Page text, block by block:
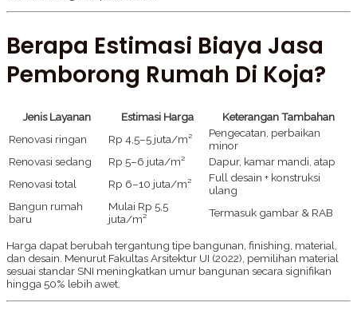
Berapa Estimasi Biaya Jasa
Pemborong Rumah Di Koja?
Jenis Layanan Estimasi Harga
Keterangan Tambahan
Renovasi ringan
Rp 4,5–5 juta/m²
Pengecatan, perbaikan
minor
Renovasi sedang
Rp 5–6 juta/m²
Dapur, kamar mandi, atap
Renovasi total
Rp 6–10 juta/m²
Full desain + konstruksi
ulang
Bangun rumah
baru
Mulai Rp 5,5
juta/m²
Termasuk gambar & RAB
Harga dapat berubah tergantung tipe bangunan, finishing, material,
dan desain. Menurut Fakultas Arsitektur UI (2022), pemilihan material
sesuai standar SNI meningkatkan umur bangunan secara signifikan
hingga 50% lebih awet.